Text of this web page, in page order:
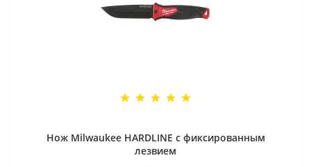
Нож Milwaukee HARDLINE с фиксированным
лезвием